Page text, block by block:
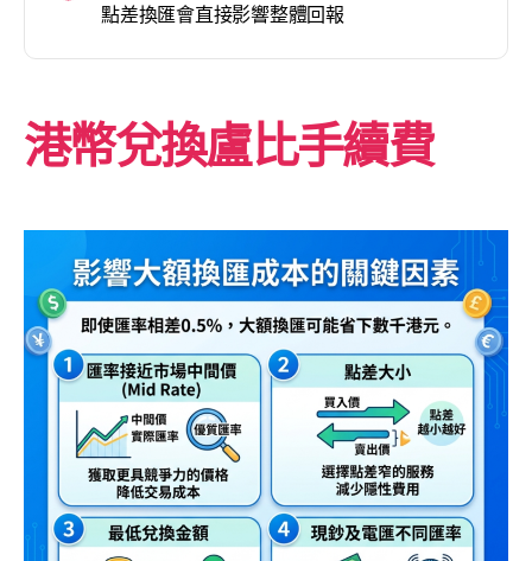
點差換匯會直接影響整體回報
港幣兌換盧比手續費